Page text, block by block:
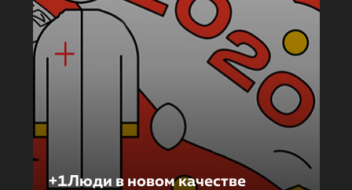
+1Люди в новом качестве